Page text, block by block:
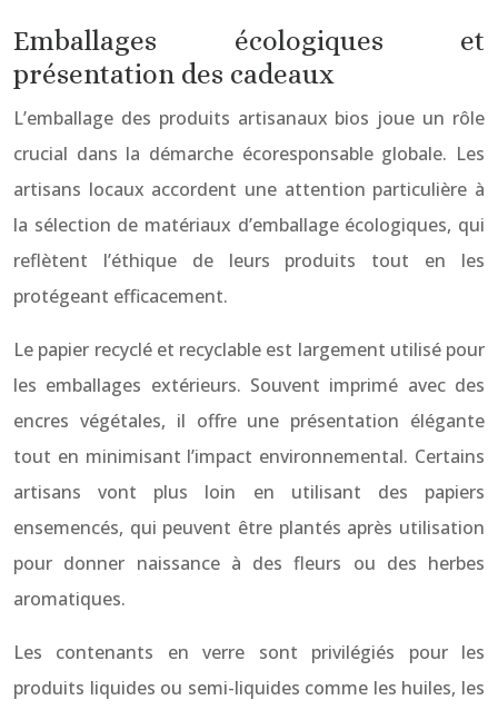
Emballages écologiques et
présentation des cadeaux
L’emballage des produits artisanaux bios joue un rôle
crucial dans la démarche écoresponsable globale. Les
artisans locaux accordent une attention particulière à
la sélection de matériaux d’emballage écologiques, qui
reflètent l’éthique de leurs produits tout en les
protégeant efficacement.
Le papier recyclé et recyclable est largement utilisé pour
les emballages extérieurs. Souvent imprimé avec des
encres végétales, il offre une présentation élégante
tout en minimisant l’impact environnemental. Certains
artisans vont plus loin en utilisant des papiers
ensemencés, qui peuvent être plantés après utilisation
pour donner naissance à des fleurs ou des herbes
aromatiques.
Les contenants en verre sont privilégiés pour les
produits liquides ou semi-liquides comme les huiles, les